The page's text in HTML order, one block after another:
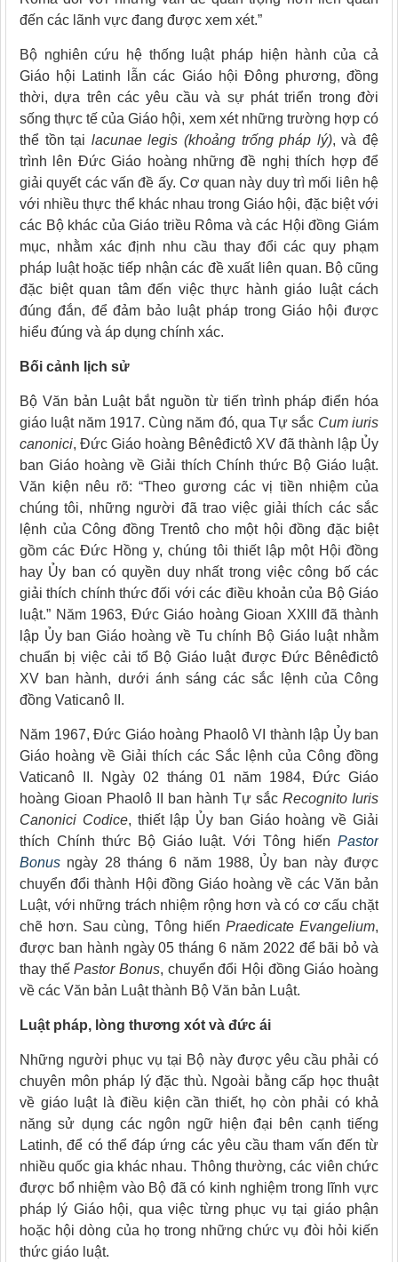
đến các lãnh vực đang được xem xét.”
Bộ nghiên cứu hệ thống luật pháp hiện hành của cả
Giáo hội Latinh lẫn các Giáo hội Đông phương, đồng
thời, dựa trên các yêu cầu và sự phát triển trong đời
sống thực tế của Giáo hội, xem xét những trường hợp có
thể tồn tại lacunae legis (khoảng trống pháp lý), và đệ
trình lên Đức Giáo hoàng những đề nghị thích hợp để
giải quyết các vấn đề ấy. Cơ quan này duy trì mối liên hệ
với nhiều thực thể khác nhau trong Giáo hội, đặc biệt với
các Bộ khác của Giáo triều Rôma và các Hội đồng Giám
mục, nhằm xác định nhu cầu thay đổi các quy phạm
pháp luật hoặc tiếp nhận các đề xuất liên quan. Bộ cũng
đặc biệt quan tâm đến việc thực hành giáo luật cách
đúng đắn, để đảm bảo luật pháp trong Giáo hội được
hiểu đúng và áp dụng chính xác.
Bối cảnh lịch sử
Bộ Văn bản Luật bắt nguồn từ tiến trình pháp điển hóa
giáo luật năm 1917. Cùng năm đó, qua Tự sắc Cum iuris
canonici, Đức Giáo hoàng Bênêđictô XV đã thành lập Ủy
ban Giáo hoàng về Giải thích Chính thức Bộ Giáo luật.
Văn kiện nêu rõ: “Theo gương các vị tiền nhiệm của
chúng tôi, những người đã trao việc giải thích các sắc
lệnh của Công đồng Trentô cho một hội đồng đặc biệt
gồm các Đức Hồng y, chúng tôi thiết lập một Hội đồng
hay Ủy ban có quyền duy nhất trong việc công bố các
giải thích chính thức đối với các điều khoản của Bộ Giáo
luật.” Năm 1963, Đức Giáo hoàng Gioan XXIII đã thành
lập Ủy ban Giáo hoàng về Tu chính Bộ Giáo luật nhằm
chuẩn bị việc cải tổ Bộ Giáo luật được Đức Bênêđictô
XV ban hành, dưới ánh sáng các sắc lệnh của Công
đồng Vaticanô II.
Năm 1967, Đức Giáo hoàng Phaolô VI thành lập Ủy ban
Giáo hoàng về Giải thích các Sắc lệnh của Công đồng
Vaticanô II. Ngày 02 tháng 01 năm 1984, Đức Giáo
hoàng Gioan Phaolô II ban hành Tự sắc Recognito Iuris
Canonici Codice, thiết lập Ủy ban Giáo hoàng về Giải
thích Chính thức Bộ Giáo luật. Với Tông hiến Pastor
Bonus ngày 28 tháng 6 năm 1988, Ủy ban này được
chuyển đổi thành Hội đồng Giáo hoàng về các Văn bản
Luật, với những trách nhiệm rộng hơn và có cơ cấu chặt
chẽ hơn. Sau cùng, Tông hiến Praedicate Evangelium,
được ban hành ngày 05 tháng 6 năm 2022 để bãi bỏ và
thay thếPastor Bonus, chuyển đổi Hội đồng Giáo hoàng
về các Văn bản Luật thành Bộ Văn bản Luật.
Luật pháp, lòng thương xót và đức ái
Những người phục vụ tại Bộ này được yêu cầu phải có
chuyên môn pháp lý đặc thù. Ngoài bằng cấp học thuật
về giáo luật là điều kiện cần thiết, họ còn phải có khả
năng sử dụng các ngôn ngữ hiện đại bên cạnh tiếng
Latinh, để có thể đáp ứng các yêu cầu tham vấn đến từ
nhiều quốc gia khác nhau. Thông thường, các viên chức
được bổ nhiệm vào Bộ đã có kinh nghiệm trong lĩnh vực
pháp lý Giáo hội, qua việc từng phục vụ tại giáo phận
hoặc hội dòng của họ trong những chức vụ đòi hỏi kiến
thức giáo luật.